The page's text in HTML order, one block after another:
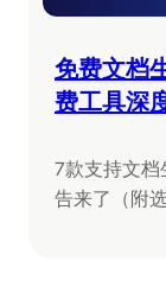
免费文档
费工具深
7款支持文档
告来了（附